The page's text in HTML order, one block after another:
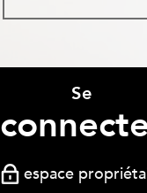
Se
espace